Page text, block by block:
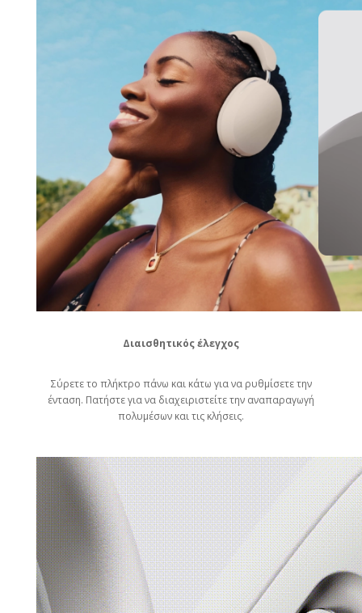
Διαισθητικός έλεγχος
Σύρετε το πλήκτρο πάνω και κάτω για να ρυθμίσετε την
ένταση. Πατήστε για να διαχειριστείτε την αναπαραγωγή
πολυμέσων και τις κλήσεις.